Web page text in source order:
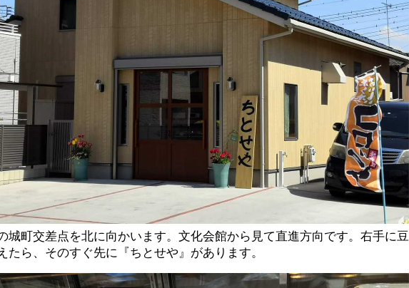
城町交差点を北に向かいます。文化会館から見て直進方向です。右手に豆
たら、そのすぐ先に『ちとせや』があります。